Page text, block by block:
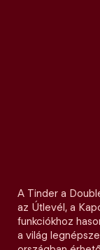
A Tinder a
az Útlevél, a
funkciókhoz
a világ